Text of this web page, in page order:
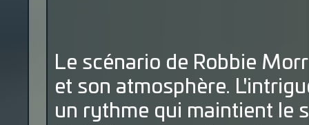
Le scénario de Robbie
et son atmosphère.
un rythme qui maintient le